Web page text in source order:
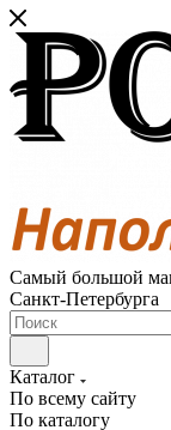
Самый большой
Санкт-Петербурга
Каталог
По всему сайту
По каталогу